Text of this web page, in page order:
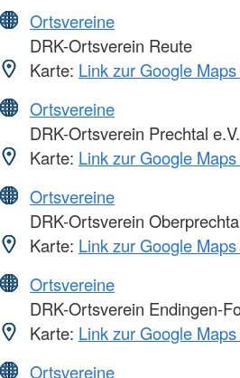
Ortsvereine
DRK-Ortsverein Reute
Karte: Link zur Google
Ortsvereine
DRK-Ortsverein Prechtal e.V.
Karte: Link zur Google
Ortsvereine
DRK-Ortsverein
Karte: Link zur Google
Ortsvereine
DRK-Ortsverein Endingen-
Karte: Link zur Google
Ortsvereine